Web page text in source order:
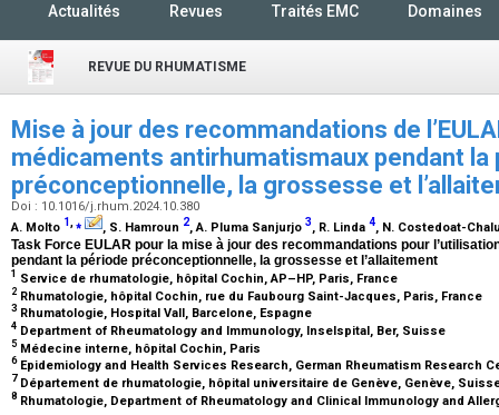
Actualités Revues Traités EMC Domaines
REVUE DU RHUMATISME
Mise à jour des recommandations de
médicaments antirhumatismaux pendant la
préconceptionnelle, la grossesse et
Doi : 10.1016/j.rhum.2024.10.380
A. Molto 1,⁎ , S. Hamroun 2, A. Pluma Sanjurjo 3, R. Linda 4, N. Costedoat-
Task Force EULAR pour la mise à jour des recommandations pour
pendant la période préconceptionnelle, la grossesse et l’allaitement
1 Service de rhumatologie, hôpital Cochin, AP–HP, Paris, France
2 Rhumatologie, hôpital Cochin, rue du Faubourg Saint-Jacques, Paris, France
3 Rhumatologie, Hospital Vall, Barcelone, Espagne
4 Department of Rheumatology and Immunology, Inselspital, Ber, Suisse
5 Médecine interne, hôpital Cochin, Paris
6Epidemiology and Health Services Research, German Rheumatism Research
7 Département de rhumatologie, hôpital universitaire de Genève, Genève,
8 Rhumatologie, Department of Rheumatology and Clinical Immunology and